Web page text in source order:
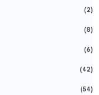
(2)
(8)
(6)
(42)
(54)